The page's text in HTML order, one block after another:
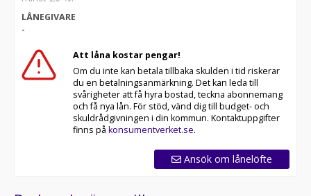
LÅNEGIVARE
-
Att låna kostar pengar!
Om du inte kan betala tillbaka skulden i tid riskerar
du en betalningsanmärkning. Det kan leda till
svårigheter att få hyra bostad, teckna abonnemang
och få nya lån. För stöd, vänd dig till budget- och
skuldrådgivningen i din kommun. Kontaktuppgifter
finns på konsumentverket.se.
Ansök om lånelöfte